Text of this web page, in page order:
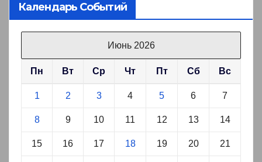
Календарь Событий
Июнь 2026
Пн Вт Ср Чт Пт Сб Вс
1 2 3 4 5 6 7
8 9 10 11 12 13 14
15 16 17 18 19 20 21